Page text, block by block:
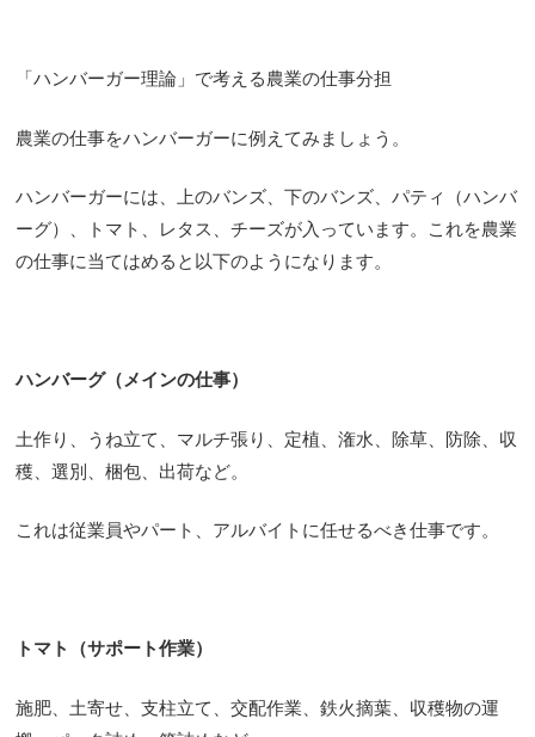
「ハンバーガー理論」で考える農業の仕事分担
農業の仕事をハンバーガーに例えてみましょう。
ハンバーガーには、上のバンズ、下のバンズ、パティ（ハンバ
ーグ）、トマト、レタス、チーズが入っています。これを農業
の仕事に当てはめると以下のようになります。
ハンバーグ（メインの仕事）
土作り、うね立て、マルチ張り、定植、潅水、除草、防除、収
穫、選別、梱包、出荷など。
これは従業員やパート、アルバイトに任せるべき仕事です。
トマト（サポート作業）
施肥、土寄せ、支柱立て、交配作業、鉄火摘葉、収穫物の運